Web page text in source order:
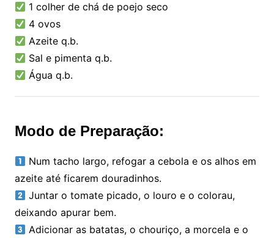
1 colher de chá de poejo seco
4 ovos
Azeite q.b.
Sal e pimenta q.b.
Água q.b.
Modo de Preparação:
Num tacho largo, refogar a cebola e os alhos em
azeite até ficarem douradinhos.
Juntar o tomate picado, o louro e o colorau,
deixando apurar bem.
Adicionar as batatas, o chouriço, a morcela e o